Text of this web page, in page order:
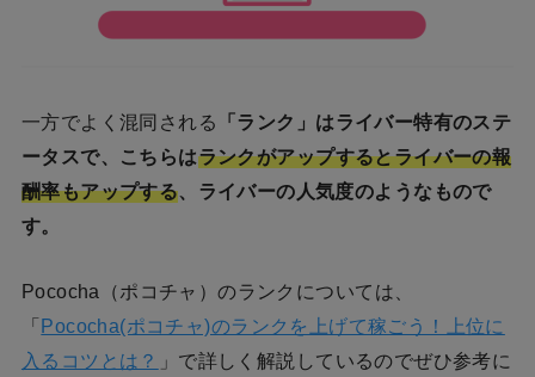
一方でよく混同される
「ランク」はライバー特有のステ
ータスで、こちらはランクがアップするとライバーの報
酬率もアップする、ライバーの人気度のようなもので
す。
Pococha（ポコチャ）のランクについては、
「Pococha(ポコチャ)のランクを上げて稼ごう！上位に
入るコツとは？
」で詳しく解説しているのでぜひ参考に